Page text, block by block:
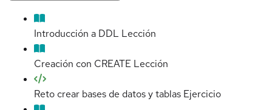
Introducción a DDL Lección
Creación con CREATE Lección
Reto crear bases de datos y tablas Ejercicio